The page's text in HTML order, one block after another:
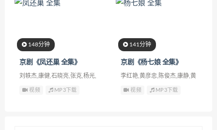
148分钟
京剧《凤还巢 全集》
刘轶杰,康健,石晓亮,张克,杨光,
视频 MP3下载
141分钟
京剧《杨七娘 全集》
李红艳,黄彦忠,陈俊杰,康静,黄
视频 MP3下载